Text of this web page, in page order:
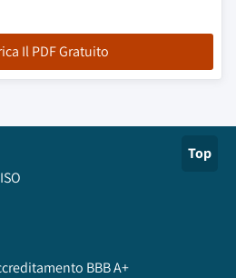
Il PDF Gratuito
Top
BBB A+